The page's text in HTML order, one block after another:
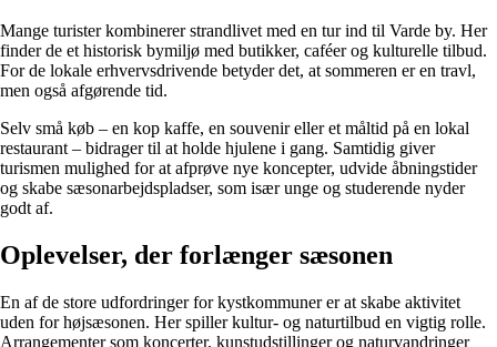
Mange turister kombinerer strandlivet med en tur ind til Varde by. Her
finder de et historisk bymiljø med butikker, caféer og kulturelle tilbud.
For de lokale erhvervsdrivende betyder det, at sommeren er en travl,
men også afgørende tid.
Selv små køb – en kop kaffe, en souvenir eller et måltid på en lokal
restaurant – bidrager til at holde hjulene i gang. Samtidig giver
turismen mulighed for at afprøve nye koncepter, udvide åbningstider
og skabe sæsonarbejdspladser, som især unge og studerende nyder
godt af.
Oplevelser, der forlænger sæsonen
En af de store udfordringer for kystkommuner er at skabe aktivitet
uden for højsæsonen. Her spiller kultur- og naturtilbud en vigtig rolle.
Arrangementer som koncerter, kunstudstillinger og naturvandringer